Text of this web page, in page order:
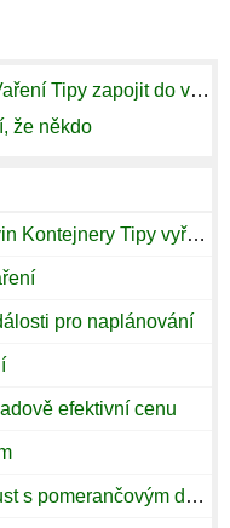
Tipy zapojit do vaření
že někdo
Tupperware skladování potravin Kontejnery Tipy vyřešit dva nejčastější problémy!
pro naplánování
efektivní cenu
Jak si vyrobit neviditelný inkoust s pomerančovým džusem a jódu